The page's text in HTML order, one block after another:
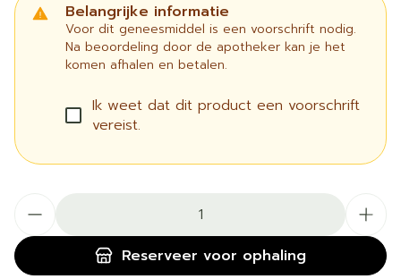
Belangrijke informatie
Voor dit geneesmiddel is een voorschrift nodig.
Na beoordeling door de apotheker kan je het
komen afhalen en betalen.
Ik weet dat dit product een voorschrift
vereist.
Reserveer voor ophaling